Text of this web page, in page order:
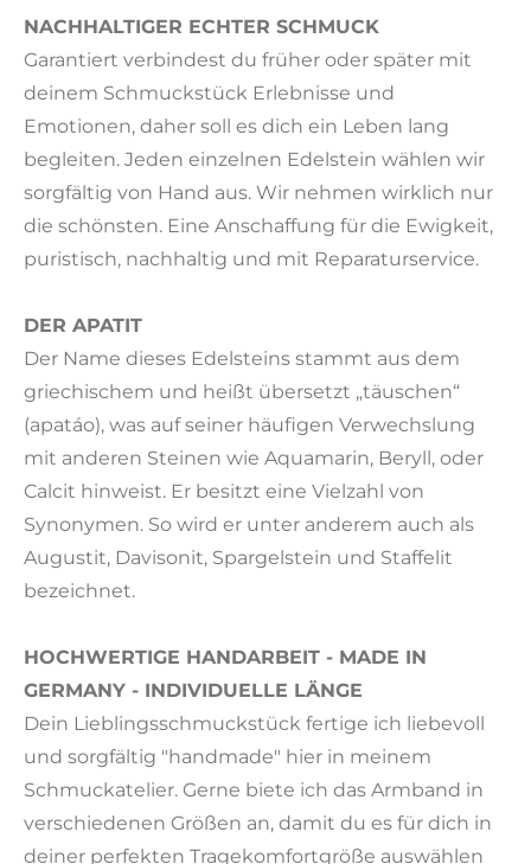
NACHHALTIGER ECHTER SCHMUCK
Garantiert verbindest du früher oder später mit
deinem Schmuckstück Erlebnisse und
Emotionen, daher soll es dich ein Leben lang
begleiten. Jeden einzelnen Edelstein wählen wir
sorgfältig von Hand aus. Wir nehmen wirklich nur
die schönsten. Eine Anschaffung für die Ewigkeit,
puristisch, nachhaltig und mit Reparaturservice.
DER APATIT
Der Name dieses Edelsteins stammt aus dem
griechischem und heißt übersetzt „täuschen“
(apatáo), was auf seiner häufigen Verwechslung
mit anderen Steinen wie Aquamarin, Beryll, oder
Calcit hinweist. Er besitzt eine Vielzahl von
Synonymen. So wird er unter anderem auch als
Augustit, Davisonit, Spargelstein und Staffelit
bezeichnet.
HOCHWERTIGE HANDARBEIT - MADE IN
GERMANY - INDIVIDUELLE LÄNGE
Dein Lieblingsschmuckstück fertige ich liebevoll
und sorgfältig "handmade" hier in meinem
Schmuckatelier. Gerne biete ich das Armband in
verschiedenen Größen an, damit du es für dich in
deiner perfekten Tragekomfortgröße auswählen